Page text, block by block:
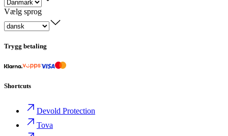
Vælg sprog
Trygg betaling
Shortcuts
Devold Protection
Tova